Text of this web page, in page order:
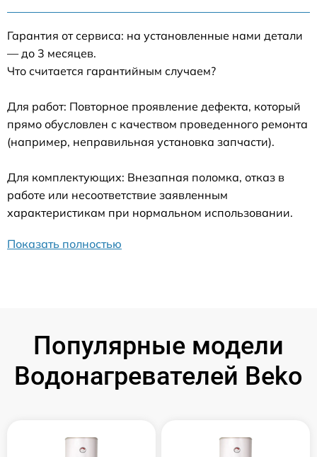
Гарантия от сервиса: на установленные нами детали
— до 3 месяцев.
Что считается гарантийным случаем?
Для работ: Повторное проявление дефекта, который
прямо обусловлен с качеством проведенного ремонта
(например, неправильная установка запчасти).
Для комплектующих: Внезапная поломка, отказ в
работе или несоответствие заявленным
характеристикам при нормальном использовании.
Показать полностью
Популярные модели
Водонагревателей Beko